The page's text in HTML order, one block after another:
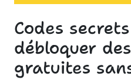
Codes
débloquer
gratuites